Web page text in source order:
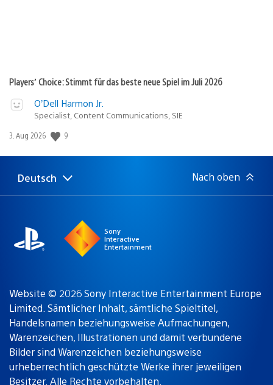
Players’ Choice: Stimmt für das beste neue Spiel im Juli 2026
O’Dell Harmon Jr.
Specialist, Content Communications, SIE
Veröffentlichungsdatum:
3. Aug 2026 9
Select
a
Aktuelle
Region:
Deutsch Nach oben
Sony
Interactive
Entertainment
Website © 2026 Sony Interactive Entertainment Europe
Limited. Sämtlicher Inhalt, sämtliche Spieltitel,
Handelsnamen beziehungsweise Aufmachungen,
Warenzeichen, Illustrationen und damit verbundene
Bilder sind Warenzeichen beziehungsweise
urheberrechtlich geschützte Werke ihrer jeweiligen
Besitzer. Alle Rechte vorbehalten.